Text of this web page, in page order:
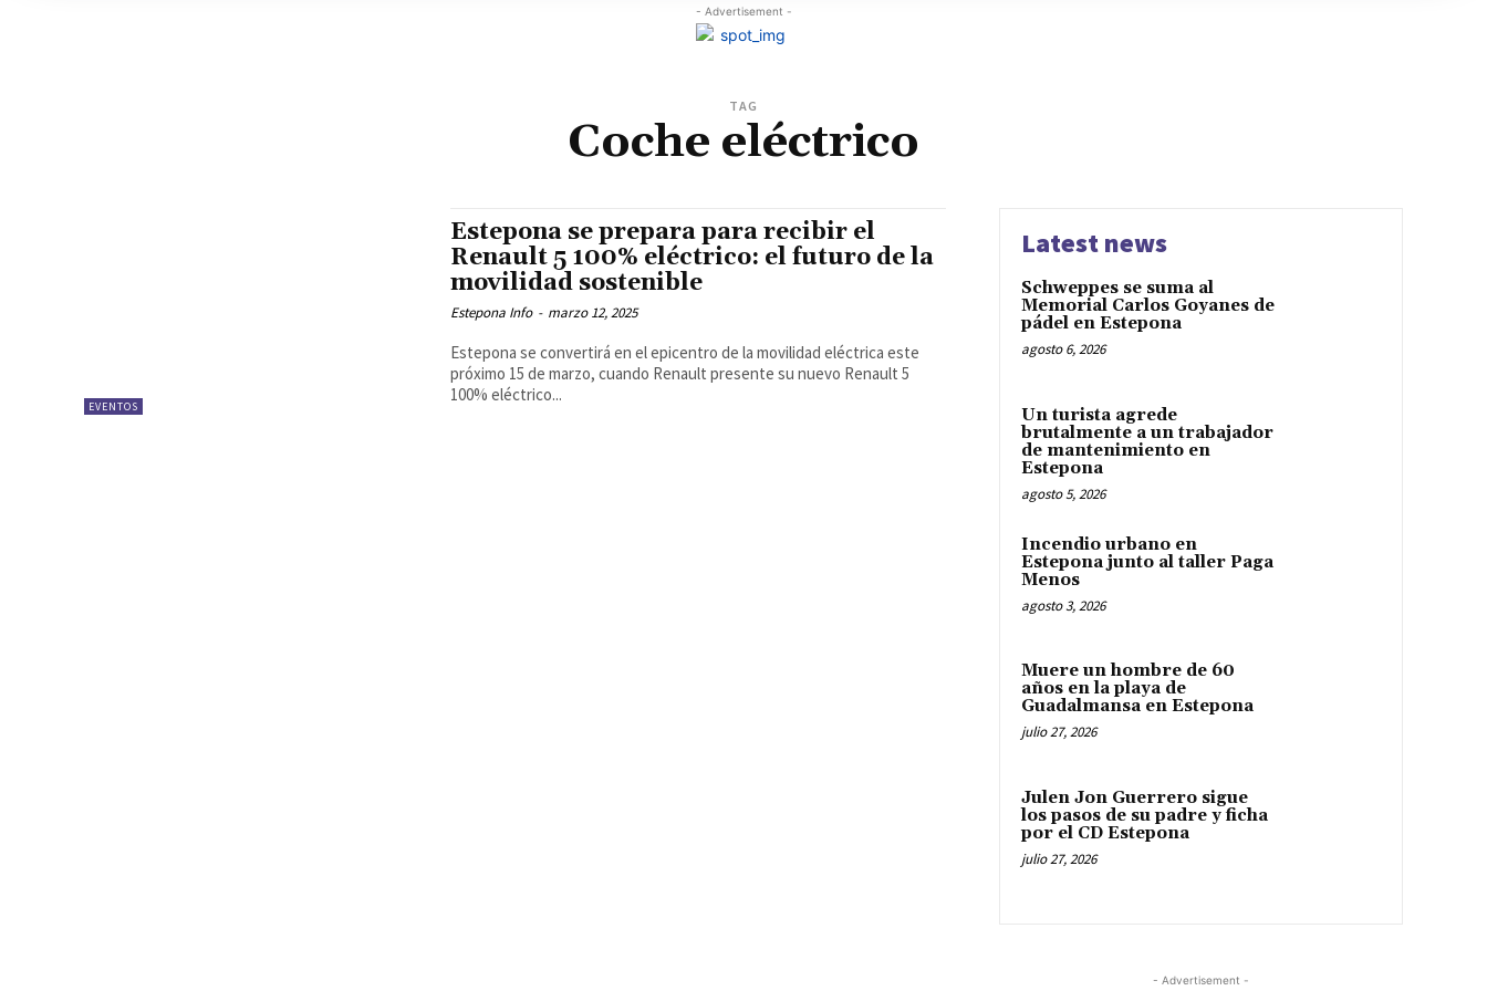
- Advertisement -
TAG
Coche eléctrico
EVENTOS
Estepona se prepara para recibir el
Renault 5 100% eléctrico: el futuro de la
movilidad sostenible
Estepona Info - marzo 12, 2025
Estepona se convertirá en el epicentro de la movilidad eléctrica este
próximo 15 de marzo, cuando Renault presente su nuevo Renault 5
100% eléctrico...
Latest news
Schweppes se suma al
Memorial Carlos Goyanes de
pádel en Estepona
agosto 6, 2026
Un turista agrede
brutalmente a un trabajador
de mantenimiento en
Estepona
agosto 5, 2026
Incendio urbano en
Estepona junto al taller Paga
Menos
agosto 3, 2026
Muere un hombre de 60
años en la playa de
Guadalmansa en Estepona
julio 27, 2026
Julen Jon Guerrero sigue
los pasos de su padre y ficha
por el CD Estepona
julio 27, 2026
- Advertisement -